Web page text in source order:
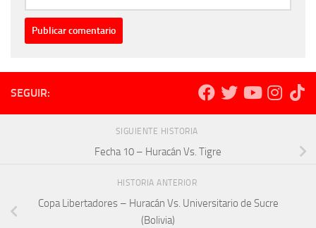
SEGUIR:
SIGUIENTE HISTORIA
Fecha 10 – Huracán Vs. Tigre
HISTORIA ANTERIOR
Copa Libertadores – Huracán Vs. Universitario de Sucre
(Bolivia)